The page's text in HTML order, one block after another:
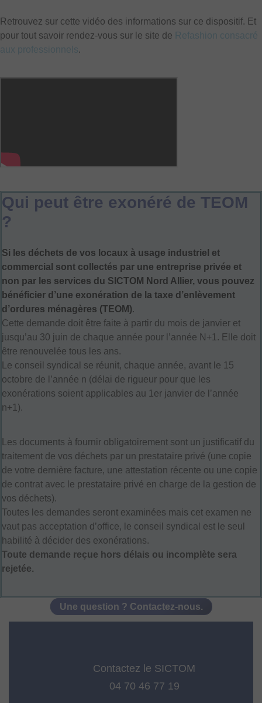
Retrouvez sur cette vidéo des informations sur ce dispositif. Et
pour tout savoir rendez-vous sur le site de Refashion consacré
aux professionnels.
Qui peut être exonéré de TEOM
?
Si les déchets de vos locaux à usage industriel et
commercial sont collectés par une entreprise privée et
non par les services du SICTOM Nord Allier, vous pouvez
bénéficier d’une exonération de la taxe d’enlèvement
d’ordures ménagères (TEOM).
Cette demande doit être faite à partir du mois de janvier et
jusqu’au 30 juin de chaque année pour l’année N+1. Elle doit
être renouvelée tous les ans.
Le conseil syndical se réunit, chaque année, avant le 15
octobre de l’année n (délai de rigueur pour que les
exonérations soient applicables au 1er janvier de l’année
n+1).
Les documents à fournir obligatoirement sont un justificatif du
traitement de vos déchets par un prestataire privé (une copie
de votre dernière facture, une attestation récente ou une copie
de contrat avec le prestataire privé en charge de la gestion de
vos déchets).
Toutes les demandes seront examinées mais cet examen ne
vaut pas acceptation d’office, le conseil syndical est le seul
habilité à décider des exonérations.
Toute demande reçue hors délais ou incomplète sera
rejetée.
Une question ? Contactez-nous.
Contactez le SICTOM
04 70 46 77 19